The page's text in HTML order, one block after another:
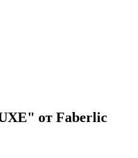
от Faberlic